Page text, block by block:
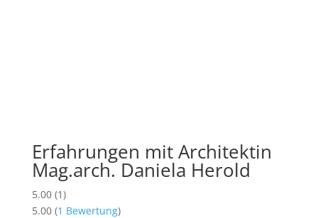
Erfahrungen mit Architektin
Mag.arch. Daniela Herold
5.00(1)
5.00(1 Bewertung)